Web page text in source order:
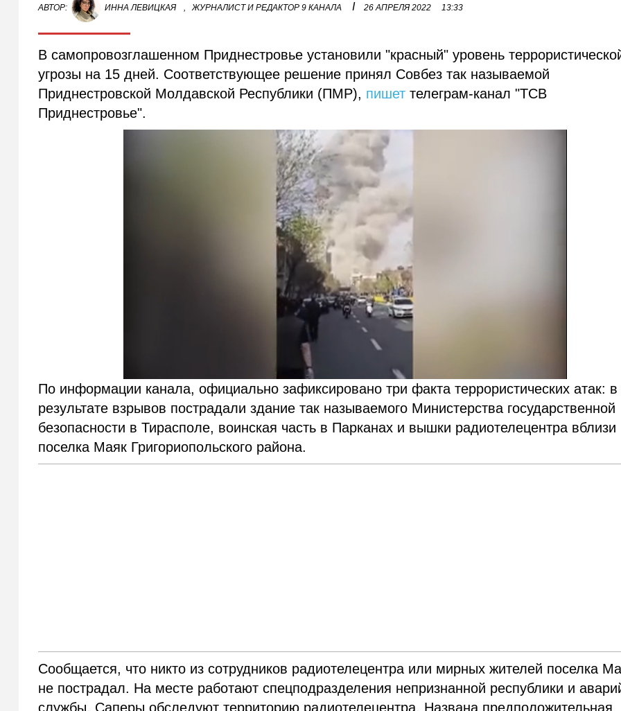
АВТОР: ИННА ЛЕВИЦКАЯ , ЖУРНАЛИСТ И РЕДАКТОР 9 КАНАЛА I 26 АПРЕЛЯ 2022 13:33
В самопровозглашенном Приднестровье установили "красный" уровень
угрозы на 15 дней. Соответствующее решение принял Совбез так называемой
Приднестровской Молдавской Республики (ПМР), пишет телеграм-канал "ТСВ
Приднестровье".
По информации канала, официально зафиксировано три факта террористических атак: в
результате взрывов пострадали здание так называемого Министерства государственной
безопасности в Тирасполе, воинская часть в Парканах и вышки радиотелецентра вблизи
поселка Маяк Григориопольского района.
Сообщается, что никто из сотрудников радиотелецентра или мирных жителей поселка
не пострадал. На месте работают спецподразделения непризнанной республики и
службы. Саперы обследуют территорию радиотелецентра. Названа предположительная